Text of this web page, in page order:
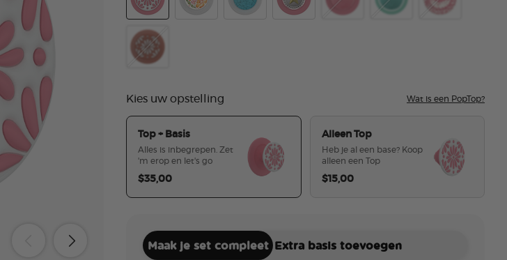
Kies uw opstelling Wat is een PopTop?
Top + Basis
Alles is inbegrepen. Zet
'm erop en let's go
$35,00
Alleen Top
Heb je al een base? Koop
alleen een Top
$15,00
Maak je set compleet Extra basis toevoegen